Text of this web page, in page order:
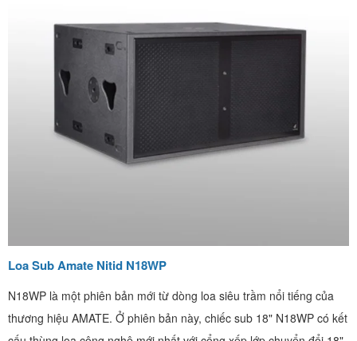
Loa Sub Amate Nitid N18WP
N18WP là một phiên bản mới từ dòng loa siêu trầm nổi tiếng của
thương hiệu AMATE. Ở phiên bản này, chiếc sub 18" N18WP có kết